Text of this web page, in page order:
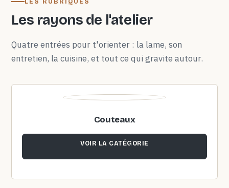
Les rayons de l'atelier
Quatre entrées pour t'orienter : la lame, son
entretien, la cuisine, et tout ce qui gravite autour.
Couteaux
VOIR LA CATÉGORIE